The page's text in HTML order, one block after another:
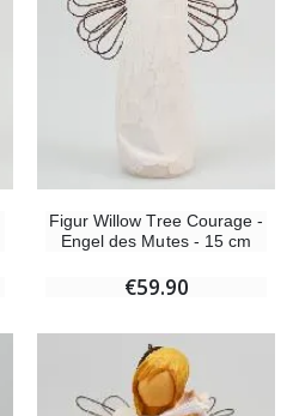
Figur Willow Tree Courage -
Engel des Mutes - 15 cm
€59.90